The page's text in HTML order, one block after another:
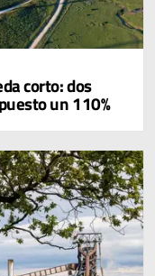
corto: dos
un 110%